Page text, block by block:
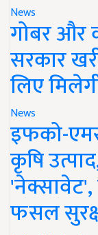
News
गोबर और
सरकार
लिए
News
इफको-
कृषि
'नेक्सावेट',
फसल